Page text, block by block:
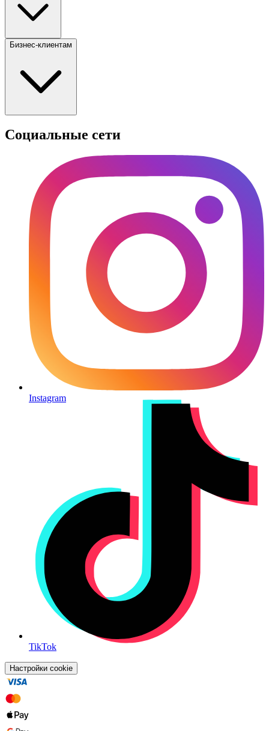
Бизнес-клиентам
Социальные сети
Instagram
TikTok
Настройки cookie